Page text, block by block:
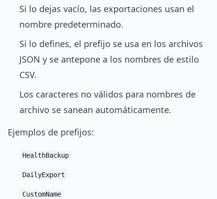
Si lo dejas vacío, las exportaciones usan el
nombre predeterminado.
Si lo defines, el prefijo se usa en los archivos
JSON y se antepone a los nombres de estilo
CSV.
Los caracteres no válidos para nombres de
archivo se sanean automáticamente.
Ejemplos de prefijos:
HealthBackup
DailyExport
CustomName